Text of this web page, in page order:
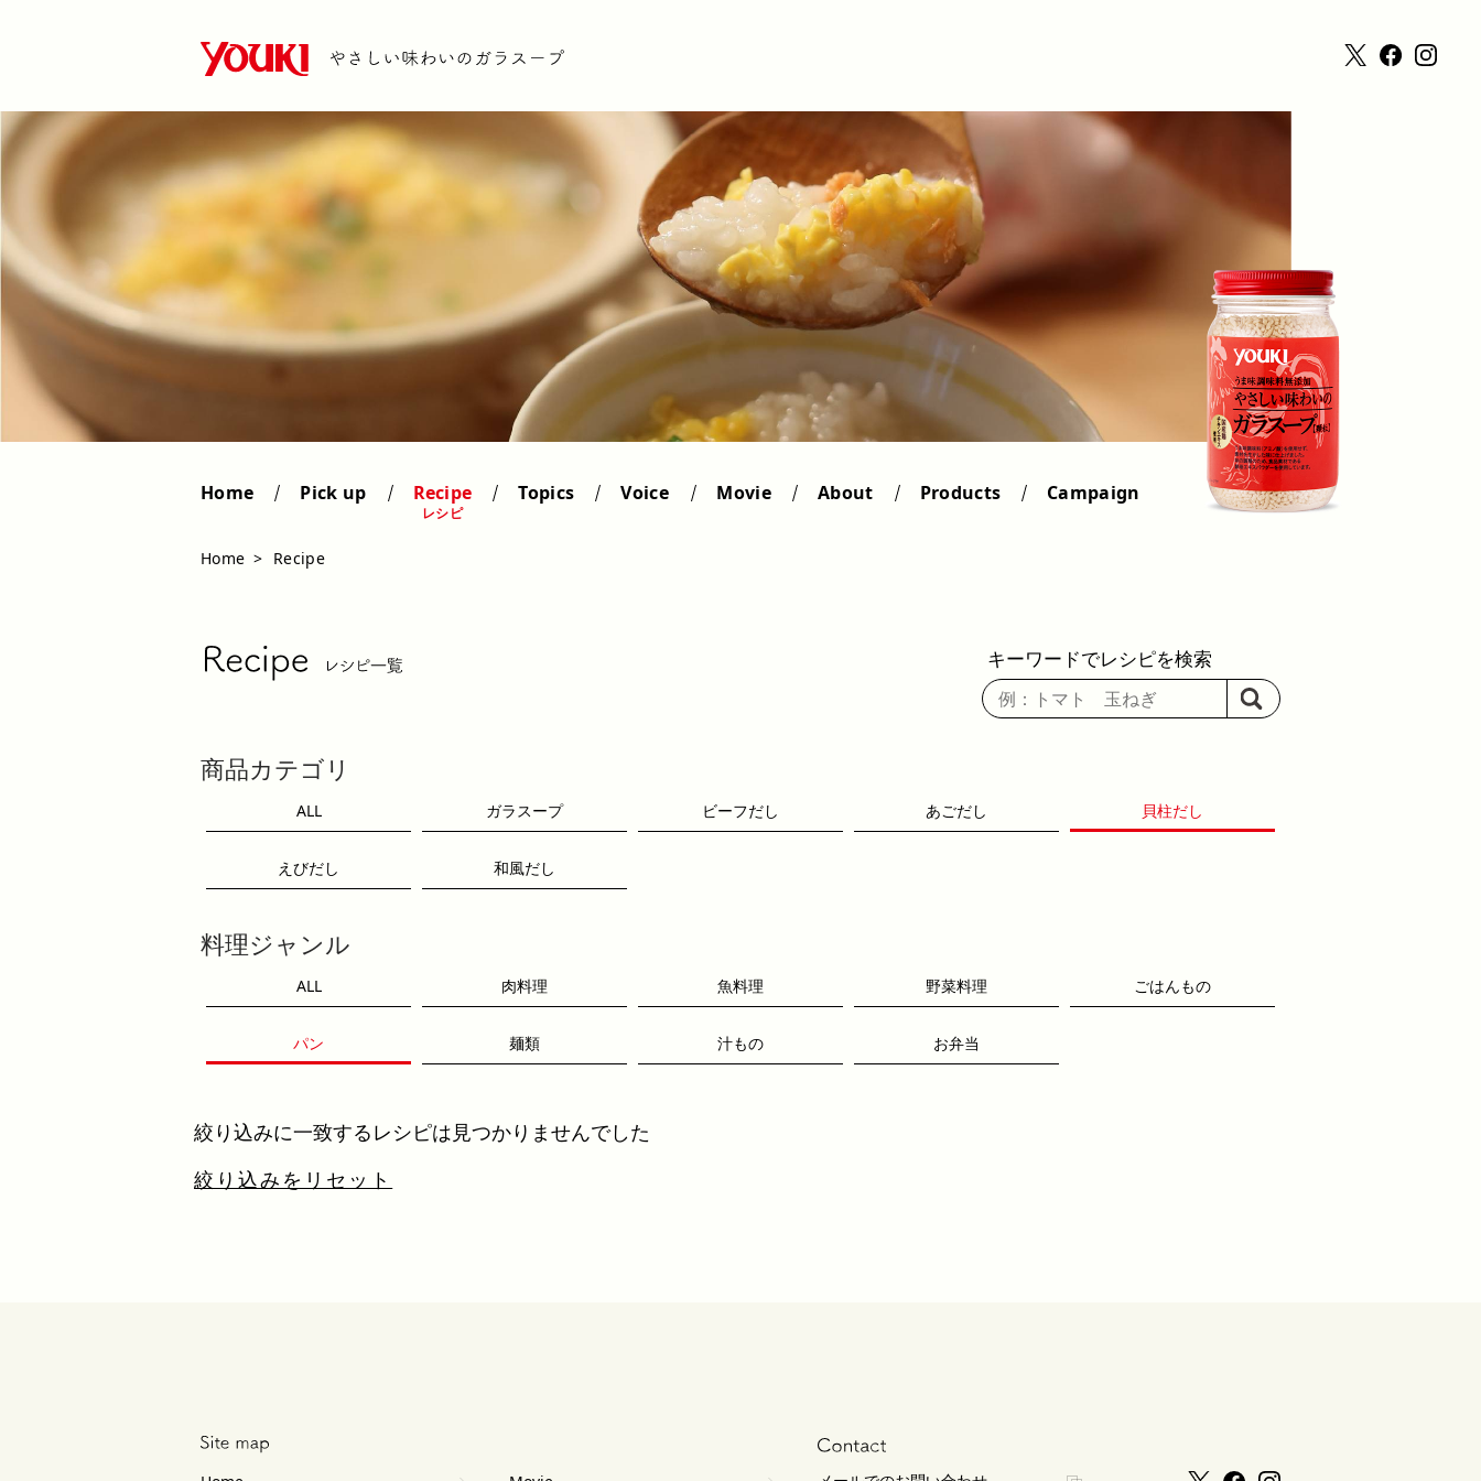
Home Pick up Recipe
レシピ
Topics Voice Movie About Products Campaign
Home Recipe
キーワードでレシピを検索
商品カテゴリ
ALL ガラスープ ビーフだし あごだし 貝柱だし
えびだし 和風だし
料理ジャンル
ALL 肉料理 魚料理 野菜料理 ごはんもの
パン 麺類 汁もの お弁当
絞り込みに一致するレシピは見つかりませんでした
絞り込みをリセット